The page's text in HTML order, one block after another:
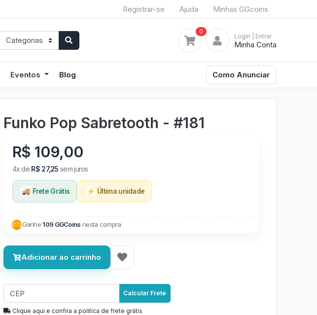
Registrar-se Ajuda Minhas GGcoins
0
Login | Entrar
Minha Conta
Eventos Blog Como Anunciar
Funko Pop Sabretooth - #181
R$ 109,00
4x de R$ 27,25 sem juros
🚚 Frete Grátis ⚡ Última unidade
Ganhe109 GGCoins nesta compra
Adicionar ao carrinho
Calcular Frete
Clique aqui e confira a politíca de frete grátis